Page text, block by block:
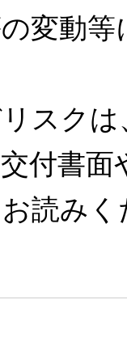
変動
スク
付書
読みく